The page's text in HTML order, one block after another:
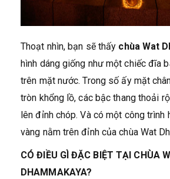
Thoạt nhìn, bạn sẽ thấy chùa Wat
hình dáng giống như một chiếc đĩa
trên mặt nước. Trong số ấy mặt
tròn khổng lồ, các bậc thang thoải
lên đỉnh chóp. Và có một công trình
vàng nằm trên đỉnh của chùa Wat
CÓ ĐIỀU GÌ ĐẶC BIỆT TẠI CHÙA
DHAMMAKAYA?